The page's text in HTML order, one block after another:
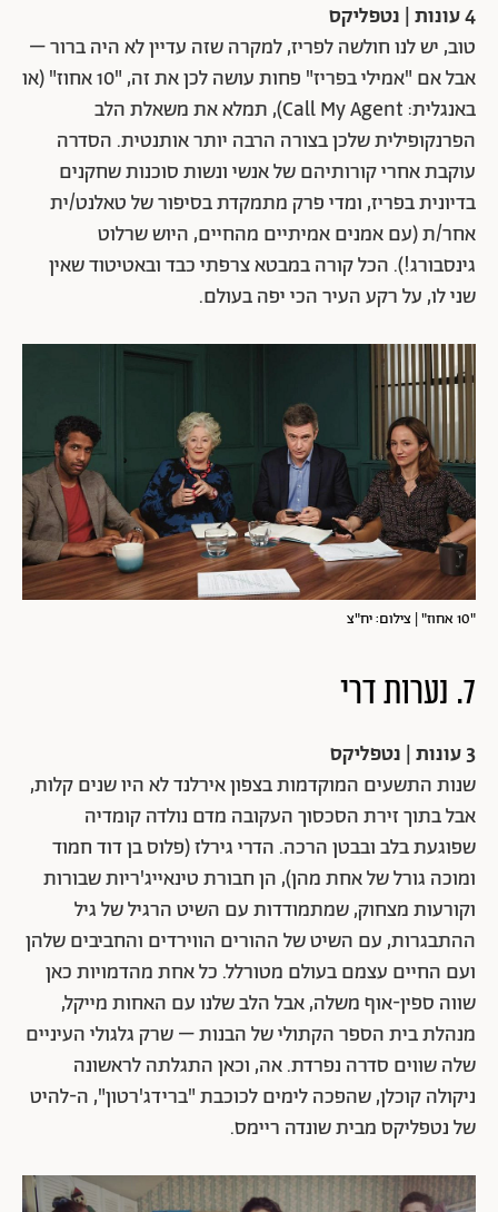
4 עונות | נטפליקס
טוב, יש לנו חולשה לפריז, למקרה שזה עדיין לא היה ברור –
אבל אם "אמילי בפריז" פחות עושה לכן את זה, "10 אחוז" (או
באנגלית: Call My Agent), תמלא את משאלת הלב
הפרנקופילית שלכן בצורה הרבה יותר אותנטית. הסדרה
עוקבת אחרי קורותיהם של אנשי ונשות סוכנות שחקנים
בדיונית בפריז, ומדי פרק מתמקדת בסיפור של טאלנט/ית
אחר/ת (עם אמנים אמיתיים מהחיים, היוש שרלוט
גינסבורג!). הכל קורה במבטא צרפתי כבד ובאטיטוד שאין
שני לו, על רקע העיר הכי יפה בעולם.
"10 אחוז" | צילום: יח"צ
7. נערות דרי
3 עונות | נטפליקס
שנות התשעים המוקדמות בצפון אירלנד לא היו שנים קלות,
אבל בתוך זירת הסכסוך העקובה מדם נולדה קומדיה
שפוגעת בלב ובבטן הרכה. הדרי גירלז (פלוס בן דוד חמוד
ומוכה גורל של אחת מהן), הן חבורת טינאייג'ריות שבורות
וקורעות מצחוק, שמתמודדות עם השיט הרגיל של גיל
ההתבגרות, עם השיט של ההורים הווירדים והחביבים שלהן
ועם החיים עצמם בעולם מטורלל. כל אחת מהדמויות כאן
שווה ספין-אוף משלה, אבל הלב שלנו עם האחות מייקל,
מנהלת בית הספר הקתולי של הבנות – שרק גלגולי העיניים
שלה שווים סדרה נפרדת. אה, וכאן התגלתה לראשונה
ניקולה קוכלן, שהפכה לימים לכוכבת "ברידג'רטון", ה-להיט
של נטפליקס מבית שונדה ריימס.